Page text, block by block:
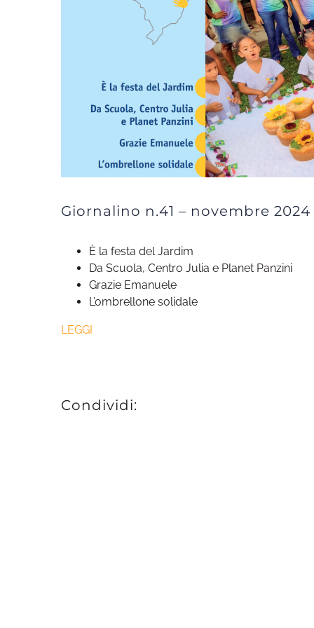
Giornalino n.41 – novembre 2024
È la festa del Jardim
Da Scuola, Centro Julia e Planet Panzini
Grazie Emanuele
L’ombrellone solidale
LEGGI
Condividi: